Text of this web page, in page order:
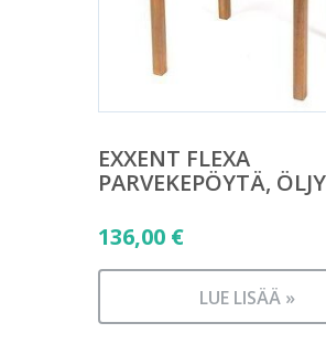
EXXENT FLEXA
PARVEKEPÖYTÄ,
136,00 €
LUE LISÄÄ »